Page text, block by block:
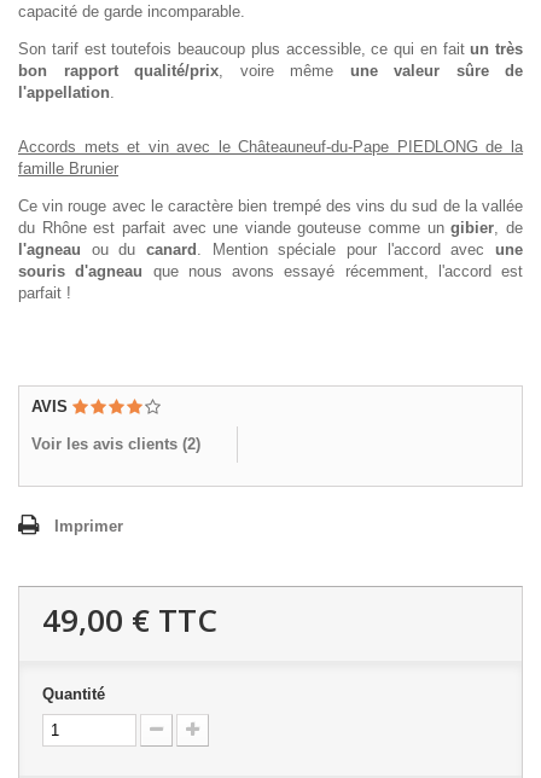
capacité de garde incomparable.
Son tarif est toutefois beaucoup plus accessible, ce qui en faitun très
bon rapport qualité/prix , voire même une valeur sûre de
l'appellation
Accords mets et vin avec le Châteauneuf-du-Pape PIEDLONG de la
famille Brunier
Ce vin rouge avec le caractère bien trempé des vins du sud de la vallée
du Rhône est parfait avec une viande gouteuse comme ungibier , de
l'agneau ou du canard . Mention spéciale pour l'accord avec une
souris d'agneau que nous avons essayé récemment, l'accord est
parfait !
AVIS
Voir les avis clients (2)
Imprimer
49,00 € TTC
Quantité